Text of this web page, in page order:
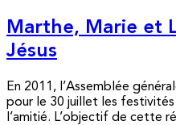
Marthe, Marie et
Jésus
En 2011, l’Assemblée
pour le 30 juillet les
l’amitié. L’objectif de cette